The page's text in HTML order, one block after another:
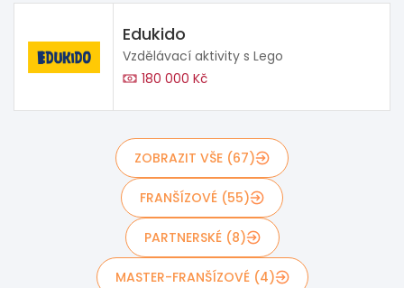
Edukido
Vzdělávací aktivity s Lego
180 000 Kč
ZOBRAZIT VŠE (67)
FRANŠÍZOVÉ (55)
PARTNERSKÉ (8)
MASTER-FRANŠÍZOVÉ (4)